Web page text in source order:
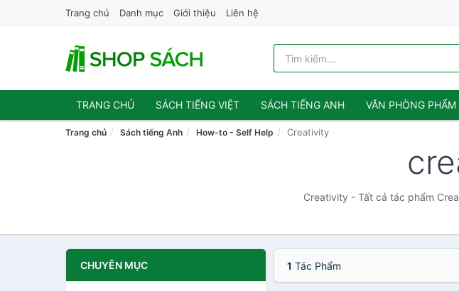
Trang chủ Danh mục Giới thiệu Liên hệ
TRANG CHỦ SÁCH TIẾNG VIỆT SÁCH TIẾNG ANH VĂN PHÒNG PHẨM
Trang chủ Sách tiếng Anh How-to - Self Help Creativity
Creativity - Tất cả tác phẩm
CHUYÊN MỤC 1 Tác Phẩm